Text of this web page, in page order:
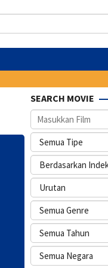
SEARCH MOVIE